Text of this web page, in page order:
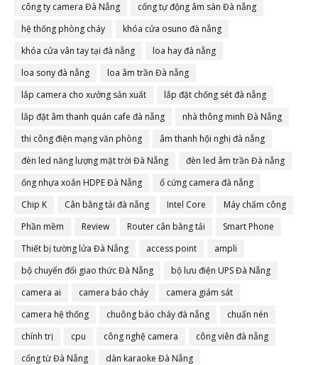
công ty camera Đà Nẵng
cổng tự động âm sàn Đà nẵng
hệ thống phòng cháy
khóa cửa osuno đà nẵng
khóa cửa vân tay tại đà nẵng
loa hay đà nẵng
loa sony đà nẵng
loa âm trần Đà nẵng
lắp camera cho xưởng sản xuất
lắp đặt chống sét đà nẵng
lắp đặt âm thanh quán cafe đà nẵng
nhà thông minh Đà Nẵng
thi công điện mạng văn phòng
âm thanh hội nghị đà nẵng
đèn led năng lượng mặt trời Đà Nẵng
đèn led âm trần Đà nẵng
ống nhựa xoắn HDPE Đà Nẵng
ổ cứng camera đà nẵng
Chip K
Cân bằng tải đà nẵng Intel Core
Máy chấm công
Phần mềm
Review Router cân bằng tải
Smart Phone
Thiết bị tường lửa Đà Nẵng
access point
ampli
bộ chuyển đổi giao thức Đà Nẵng
bộ lưu điện UPS Đà Nẵng
camera ai
camera báo cháy
camera giám sát
camera hệ thống
chuông báo cháy đà nẵng
chuẩn nén
chính trị
cpu công nghệ camera
công viên đà nẵng
cổng từ Đà Nẵng
dàn karaoke Đà Nẵng